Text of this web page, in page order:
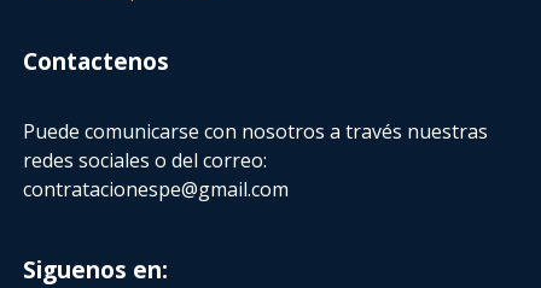
Contactenos
Puede comunicarse con nosotros a través nuestras
redes sociales o del correo:
contratacionespe@gmail.com
Siguenos en: